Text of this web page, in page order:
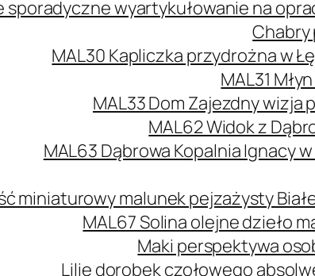
sporadyczne wyartykułowanie na
Chabry
MAL30 Kapliczka przydrożna w
MAL31
MAL33 Dom Zajezdny
MAL62 Widok z
MAL63 Dąbrowa Kopalnia Ignacy
miniaturowy malunek pejzażysty
MAL67 Solina olejne dzieło
Maki perspektywa
Lilie dorobek czołowego